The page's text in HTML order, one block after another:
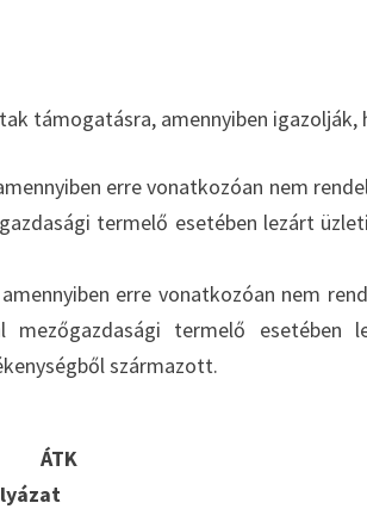
támogatásra, amennyiben igazolják,
erre vonatkozóan nem
termelő esetében lezárt
erre vonatkozóan nem
termelő esetében
származott.
ÁTK